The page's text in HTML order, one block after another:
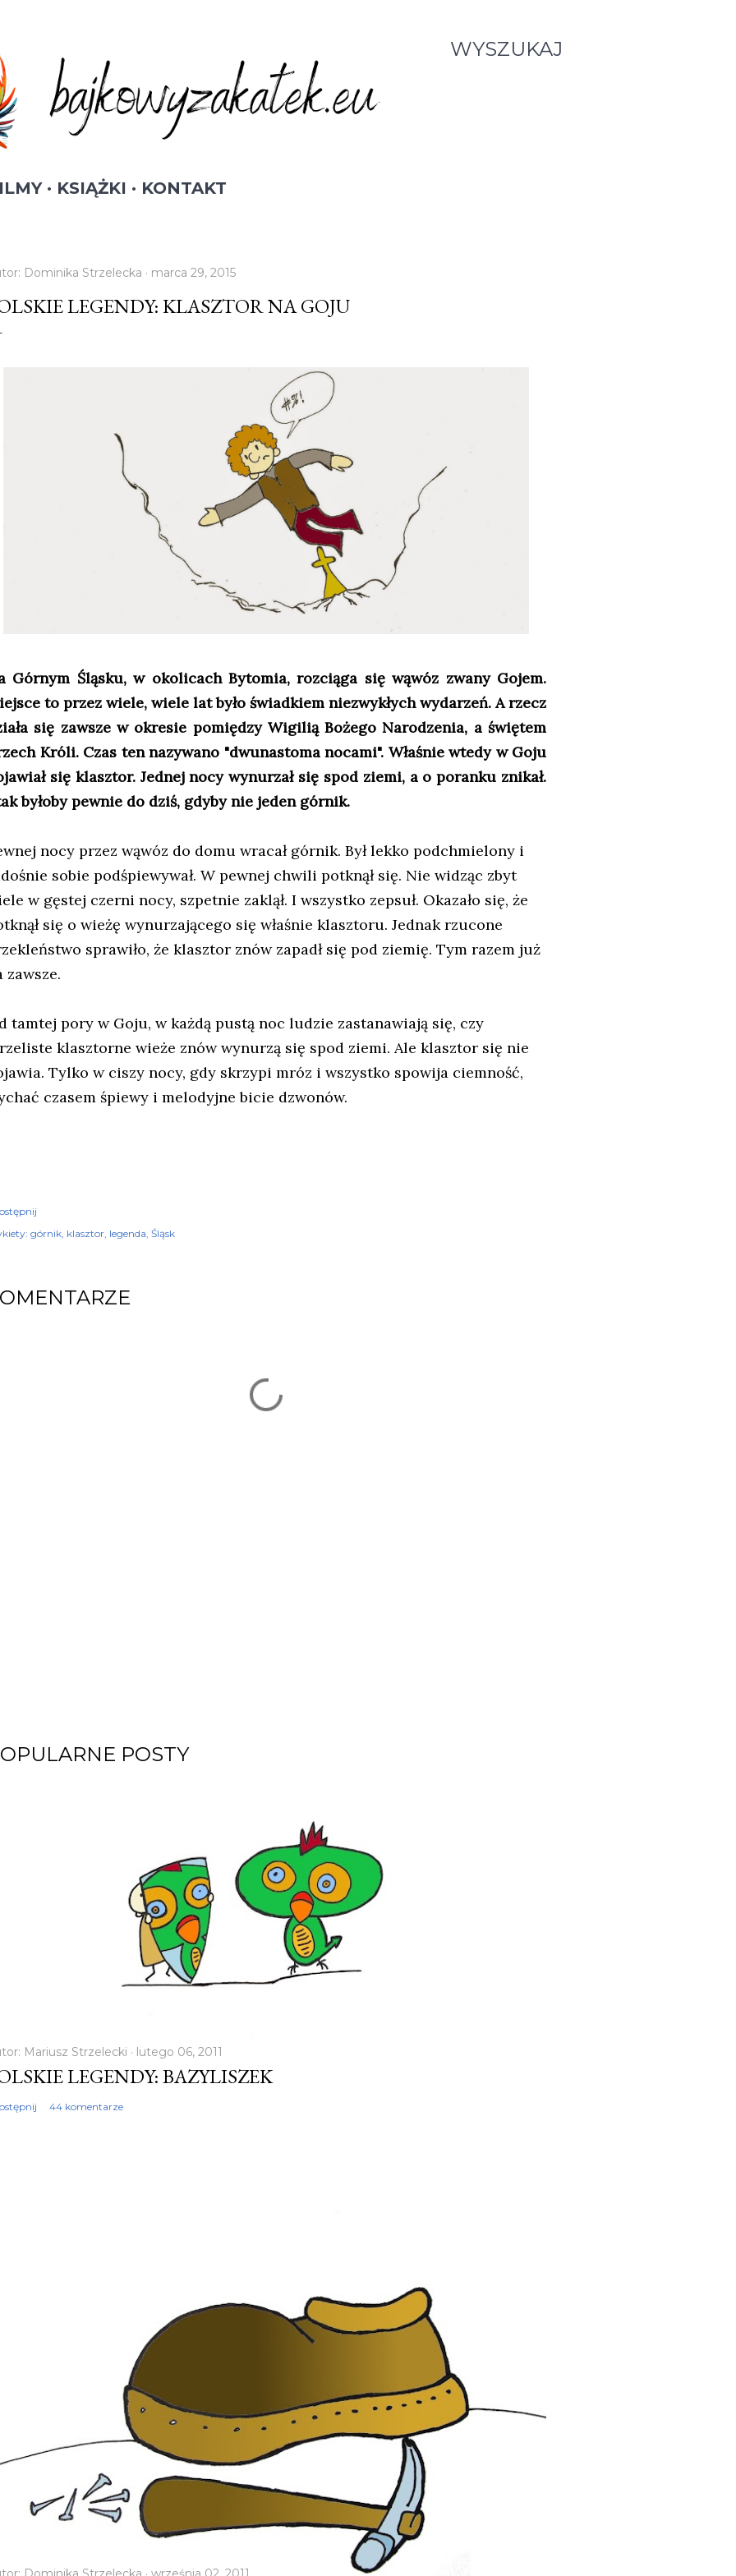
WYSZUKAJ
KSIĄŻKI KONTAKT
Dominika Strzelecka marca 29, 2015
LEGENDY: KLASZTOR NA GOJU
Górnym Śląsku, w okolicach Bytomia, rozciąga się wąwóz zwany Gojem.
to przez wiele, wiele lat było świadkiem niezwykłych wydarzeń. A rzecz
się zawsze w okresie pomiędzy Wigilią Bożego Narodzenia, a świętem
Króli. Czas ten nazywano "dwunastoma nocami". Właśnie wtedy w Goju
się klasztor. Jednej nocy wynurzał się spod ziemi, a o poranku znikał.
byłoby pewnie do dziś, gdyby nie jeden górnik.
nocy przez wąwóz do domu wracał górnik. Był lekko podchmielony i
sobie podśpiewywał. W pewnej chwili potknął się. Nie widząc zbyt
w gęstej czerni nocy, szpetnie zaklął. I wszystko zepsuł. Okazało się, że
się o wieżę wynurzającego się właśnie klasztoru. Jednak rzucone
sprawiło, że klasztor znów zapadł się pod ziemię. Tym razem już
zawsze.
tamtej pory w Goju, w każdą pustą noc ludzie zastanawiają się, czy
klasztorne wieże znów wynurzą się spod ziemi. Ale klasztor się nie
Tylko w ciszy nocy, gdy skrzypi mróz i wszystko spowija ciemność,
czasem śpiewy i melodyjne bicie dzwonów.
górnik klasztor legenda Śląsk
POSTY
Mariusz Strzelecki lutego 06, 2011
LEGENDY: BAZYLISZEK
44 komentarze